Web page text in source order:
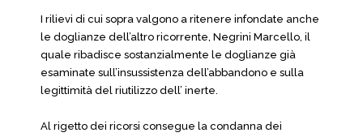
I rilievi di cui sopra valgono a ritenere infondate anche
le doglianze dell’altro ricorrente, Negrini Marcello, il
quale ribadisce sostanzialmente le doglianze già
esaminate sull’insussistenza dell’abbandono e sulla
legittimità del riutilizzo dell’ inerte.
Al rigetto dei ricorsi consegue la condanna dei